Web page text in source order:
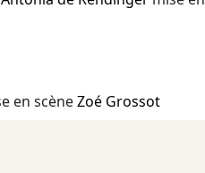
en scèneZoé Grossot